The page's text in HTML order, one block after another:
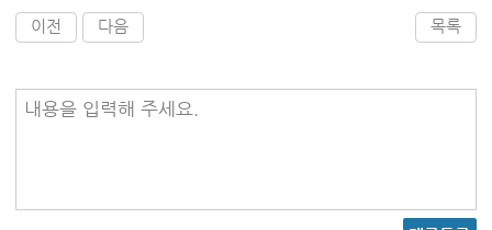
이전 다음 목록
내용을 입력해 주세요.